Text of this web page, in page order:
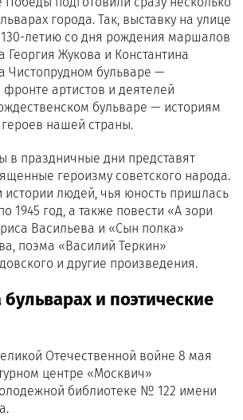
города. Так, выставку на улице
летию со дня рождения маршалов
Георгия Жукова и Константина
Чистопрудном бульваре —
артистов и деятелей
бульваре — историям
нашей страны.
в праздничные дни представят
героизму советского народа.
истории людей, чья юность пришлась
1945 год, а также повести «А зори
Васильева и «Сын полка»
поэма «Василий Теркин»
и другие произведения.
и поэтические
Отечественной войне 8 мая
центре «Москвич»
библиотеке № 122 имени